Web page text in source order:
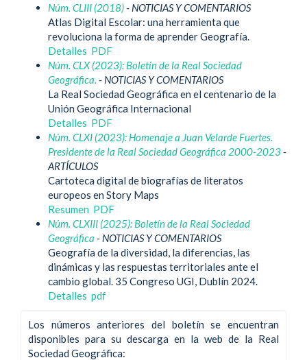
Núm. CLIII (2018)- NOTICIAS Y COMENTARIOS
Atlas Digital Escolar: una herramienta que
revoluciona la forma de aprender Geografía.
Detalles PDF
Núm. CLX (2023): Boletín de la Real Sociedad
Geográfica. - NOTICIAS Y COMENTARIOS
La Real Sociedad Geográfica en el centenario de la
Unión Geográfica Internacional
Detalles PDF
Núm. CLXI (2023): Homenaje a Juan Velarde Fuertes.
Presidente de la Real Sociedad Geográfica 2000-2023-
ARTÍCULOS
Cartoteca digital de biografías de literatos
europeos en Story Maps
Resumen PDF
Núm. CLXIII (2025): Boletín de la Real Sociedad
Geográfica - NOTICIAS Y COMENTARIOS
Geografía de la diversidad, la diferencias, las
dinámicas y las respuestas territoriales ante el
cambio global. 35 Congreso UGI, Dublín 2024.
Detalles pdf
Los números anteriores del boletín se encuentran
disponibles para su descarga en la web de la Real
Sociedad Geográfica: